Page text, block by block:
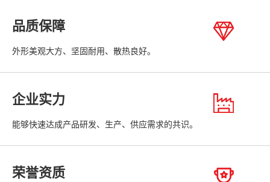
品质保障
外形美观大方、坚固耐用、散热良好。
企业实力
能够快速达成产品研发、生产、供应需求的共识。
荣誉资质